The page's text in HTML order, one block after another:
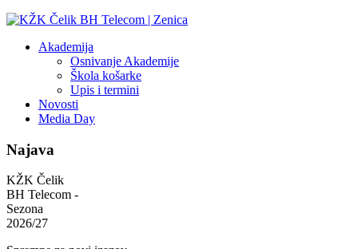
Akademija
Osnivanje Akademije
Škola košarke
Upis i termini
Novosti
Media Day
Najava
KŽK Čelik
BH Telecom -
Sezona
2026/27